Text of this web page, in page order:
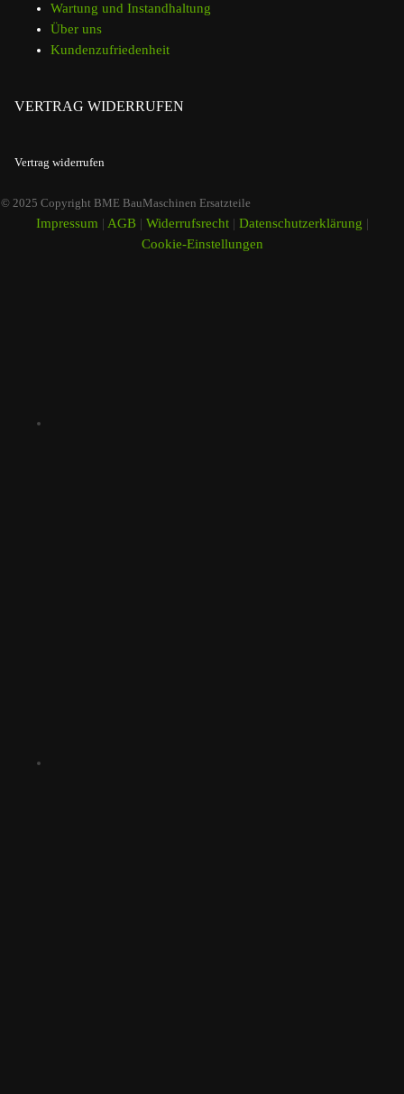
Wartung und Instandhaltung
Über uns
Kundenzufriedenheit
VERTRAG WIDERRUFEN
Vertrag widerrufen
© 2025 Copyright BME BauMaschinen Ersatzteile
Impressum | AGB| Widerrufsrecht| Datenschutzerklärung |
Cookie-Einstellungen